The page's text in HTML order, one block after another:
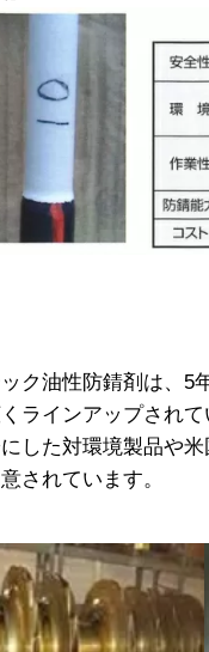
ク油性防錆剤は、5
ラインアップされて
した対環境製品や
されています。